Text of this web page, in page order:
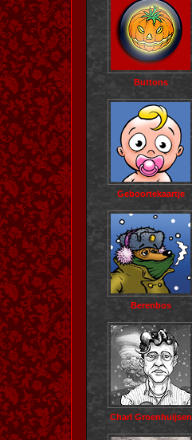
Buttons
Geboortekaartje
Berenbos
Charl Groenhuijsen